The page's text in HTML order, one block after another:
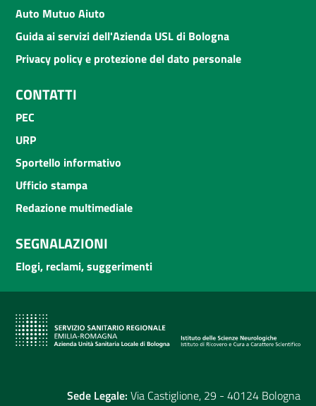
Auto Mutuo Aiuto
Guida ai servizi dell'Azienda USL di Bologna
Privacy policy e protezione del dato personale
CONTATTI
PEC
URP
Sportello informativo
Ufficio stampa
Redazione multimediale
SEGNALAZIONI
Elogi, reclami, suggerimenti
Sede Legale: Via Castiglione, 29 - 40124 Bologna